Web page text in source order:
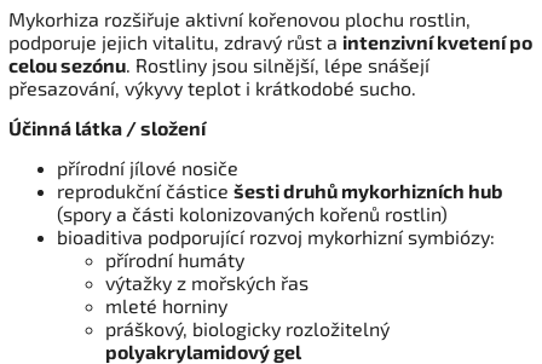
Mykorhiza rozšiřuje aktivní kořenovou plochu rostlin,
podporuje jejich vitalitu, zdravý růst a intenzivní kvetení po
celou sezónu. Rostliny jsou silnější, lépe snášejí
přesazování, výkyvy teplot i krátkodobé sucho.
Účinná látka / složení
přírodní jílové nosiče
reprodukční částice šesti druhů mykorhizních hub
(spory a části kolonizovaných kořenů rostlin)
bioaditiva podporující rozvoj mykorhizní symbiózy:
přírodní humáty
výtažky z mořských řas
mleté horniny
práškový, biologicky rozložitelný
polyakrylamidový gel